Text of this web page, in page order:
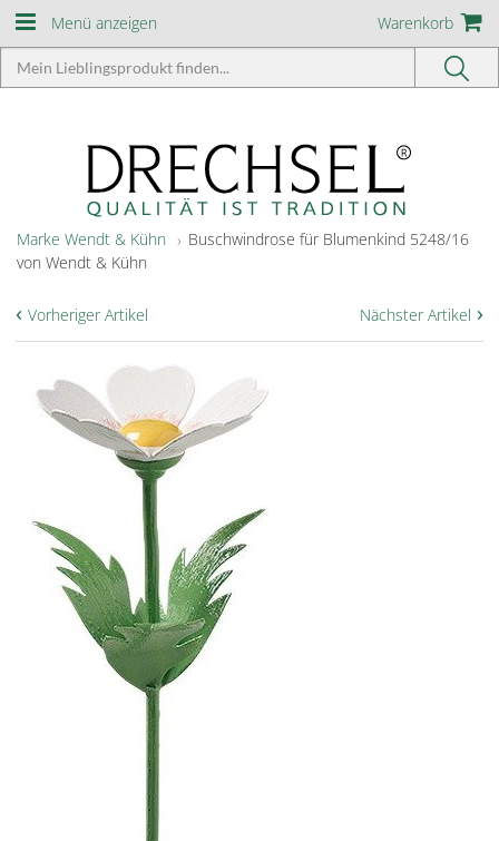
Menü anzeigen Warenkorb
Marke Wendt & Kühn
Buschwindrose für Blumenkind 5248/16
von Wendt & Kühn
Nächster Artikel ›
‹ Vorheriger Artikel